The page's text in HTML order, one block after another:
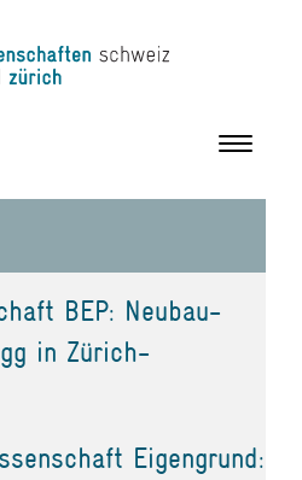
Toggle
BEP: Neubau-
in Zürich-
Eigengrund: